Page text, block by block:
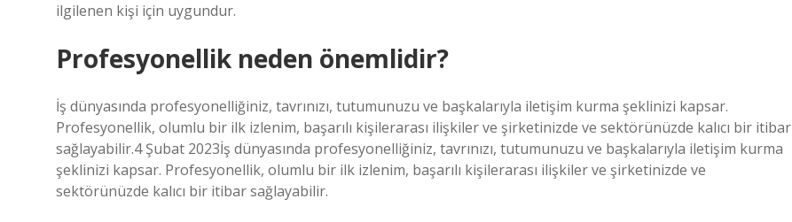
ilgilenen kişi için uygundur.
Profesyonellik neden önemlidir?
İş dünyasında profesyonelliğiniz, tavrınızı, tutumunuzu ve başkalarıyla iletişim kurma şeklinizi kapsar.
Profesyonellik, olumlu bir ilk izlenim, başarılı kişilerarası ilişkiler ve şirketinizde ve sektörünüzde kalıcı bir itibar
sağlayabilir.4 Şubat 2023İş dünyasında profesyonelliğiniz, tavrınızı, tutumunuzu ve başkalarıyla iletişim kurma
şeklinizi kapsar. Profesyonellik, olumlu bir ilk izlenim, başarılı kişilerarası ilişkiler ve şirketinizde ve
sektörünüzde kalıcı bir itibar sağlayabilir.